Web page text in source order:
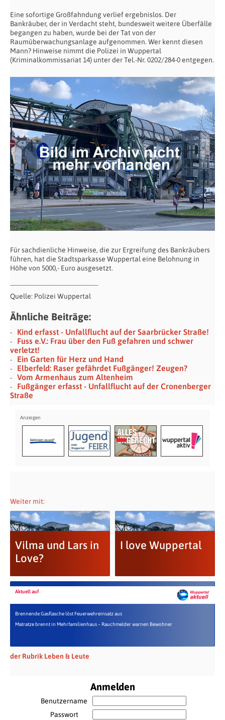
Eine sofortige Großfahndung verlief ergebnislos. Der
Bankräuber, der in Verdacht steht, bundesweit weitere Überfälle
begangen zu haben, wurde bei der Tat von der
Raumüberwachungsanlage aufgenommen. Wer kennt diesen
Mann? Hinweise nimmt die Polizei in Wuppertal
(Kriminalkommissariat 14) unter der Tel.-Nr. 0202/284-0 entgegen.
Für sachdienliche Hinweise, die zur Ergreifung des Bankräubers
führen, hat die Stadtsparkasse Wuppertal eine Belohnung in
Höhe von 5000,- Euro ausgesetzt.
Quelle: Polizei Wuppertal
Ähnliche Beiträge:
Kind erfasst - Unfallflucht auf der Saarbrücker Straße!
Fuss e.V.: Frau über den Fuß gefahren und schwer
verletzt!
Ein Garten für Herz und Hand
Elberfeld: Raser gefährdet Fußgänger! Zeugen?
Vom Armenhaus zum Altenheim
Fußgänger erfasst - Unfallflucht auf der Cronenberger
Straße
Weiter mit:
Vilma und Lars in
Love?
I love Wuppertal
Aktuell auf
Brennende Gasflasche löst Feuerwehreinsatz aus
Matratze brennt in Mehrfamilienhaus – Rauchmelder warnen Bewohner
der Rubrik Leben & Leute
Anmelden
Benutzername
Passwort